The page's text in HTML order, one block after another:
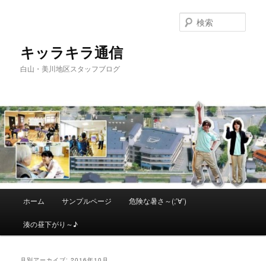
へ
移
動
移
動
キッラキラ通信
白山・美川地区スタッフブログ
索
メ
ホーム サンプルページ 危険な暑さ～(;’∀’)
湊の昼下がり～♪